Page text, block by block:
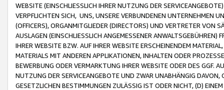
WEBSITE (EINSCHLIESSLICH IHRER NUTZUNG DER
VERPFLICHTEN SICH, UNS, UNSERE VERBUNDENEN UNTERNEHMEN
(OFFICERS), ORGANMITGLIEDER (DIRECTORS) UND VERTRETER VON
AUSLAGEN (EINSCHLIESSLICH ANGEMESSENER
IHRER WEBSITE BZW. AUF IHRER WEBSITE ERSCHEINENDEM
MATERIALS MIT ANDEREN APPLIKATIONEN, INHALTEN ODER
BEWERBUNG ODER VERMARKTUNG IHRER WEBSITE ODER DES GGF.
NUTZUNG DER SERVICEANGEBOTE UND ZWAR UNABHÄNGIG
GESETZLICHEN BESTIMMUNGEN ZULÄSSIG IST ODER NICHT, (D)